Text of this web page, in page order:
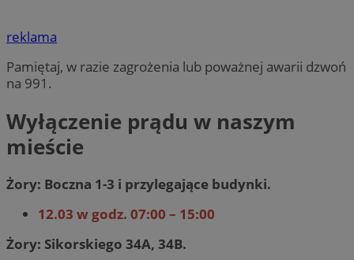
reklama
Pamiętaj, w razie zagrożenia lub poważnej awarii dzwoń
na 991.
Wyłączenie prądu w naszym
mieście
Żory: Boczna 1-3 i przylegające budynki.
12.03 w godz. 07:00 – 15:00
Żory: Sikorskiego 34A, 34B.